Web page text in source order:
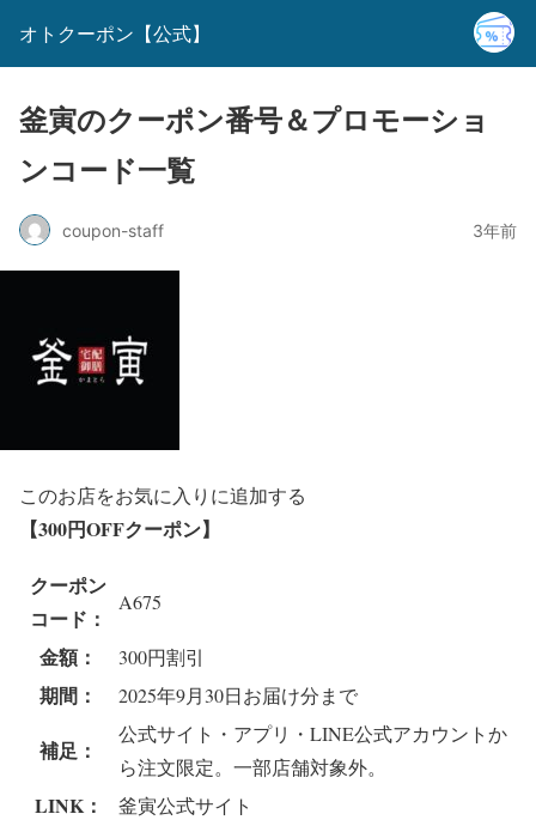
オトクーポン【公式】
釜寅のクーポン番号＆プロモーショ
ンコード一覧
coupon-staff 3年前
このお店をお気に入りに追加する
【300円OFFクーポン】
クーポン
コード：
A675
金額： 300円割引
期間： 2025年9月30日お届け分まで
補足：
公式サイト・アプリ・LINE公式アカウントか
ら注文限定。一部店舗対象外。
LINK： 釜寅公式サイト